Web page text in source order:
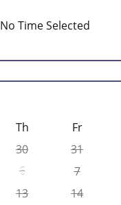
No Time Selected
Th
Fr
30
31
6
7
13
14